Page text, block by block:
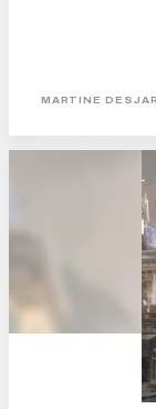
MARTINE